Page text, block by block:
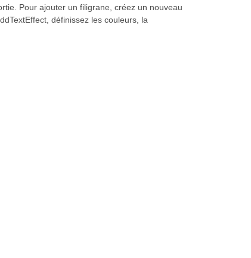
Pour ajouter un filigrane, créez un nouveau
définissez les couleurs, la